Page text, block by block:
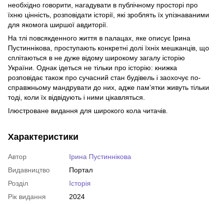
необхідно говорити, нагадувати в публічному просторі про
їхню цінність, розповідати історії, які зроблять їх упізнаваними
для якомога ширшої авдиторії.
На тлі повсякденного життя в палацах, яке описує Ірина
Пустиннікова, проступають конкретні долі їхніх мешканців, що
сплітаються в не дуже відому широкому загалу історію
України. Однак ідеться не тільки про історію: книжка
розповідає також про сучасний стан будівель і заохочує по-
справжньому мандрувати до них, адже пам’ятки живуть тільки
тоді, коли їх відвідують і ними цікавляться.
Ілюстроване видання для широкого кола читачів.
Характеристики
Автор
Ірина Пустиннікова
Видавництво
Портал
Розділ
Історія
Рік видання
2024